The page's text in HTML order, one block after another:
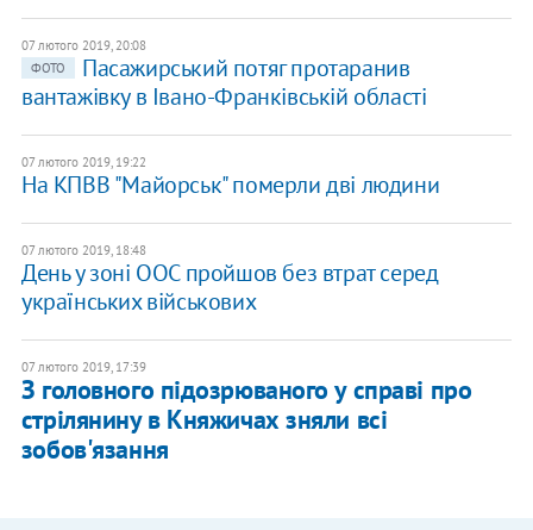
07 лютого 2019, 20:08
ФОТО
Пасажирський потяг протаранив
вантажівку в Івано-Франківській області
07 лютого 2019, 19:22
На КПВВ "Майорськ" померли дві людини
07 лютого 2019, 18:48
День у зоні ООС пройшов без втрат серед
українських військових
07 лютого 2019, 17:39
З головного підозрюваного у справі про
стрілянину в Княжичах зняли всі
зобов'язання